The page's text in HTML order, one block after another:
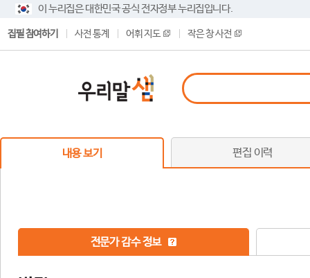
이 누리집은 대한민국 공식 전자정부 누리집입니다.
집필 참여하기 사전 통계 어휘 지도 작은 창 사전
내용 보기 편집 이력
전문가 감수 정보